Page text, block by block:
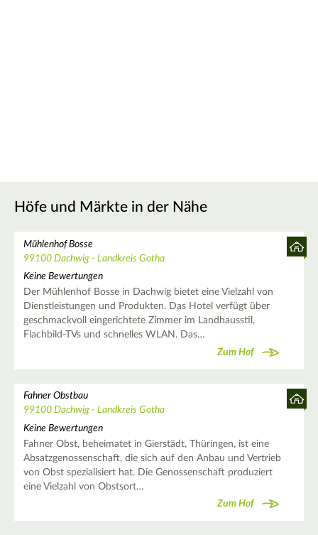
Höfe und Märkte in der Nähe
Mühlenhof Bosse
99100 Dachwig - Landkreis Gotha
Keine Bewertungen
Der Mühlenhof Bosse in Dachwig bietet eine Vielzahl von
Dienstleistungen und Produkten. Das Hotel verfügt über
geschmackvoll eingerichtete Zimmer im Landhausstil,
Flachbild-TVs und schnelles WLAN. Das…
Zum Hof
Fahner Obstbau
99100 Dachwig - Landkreis Gotha
Keine Bewertungen
Fahner Obst, beheimatet in Gierstädt, Thüringen, ist eine
Absatzgenossenschaft, die sich auf den Anbau und Vertrieb
von Obst spezialisiert hat. Die Genossenschaft produziert
eine Vielzahl von Obstsort…
Zum Hof